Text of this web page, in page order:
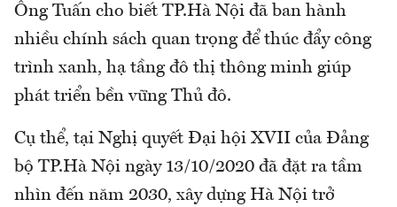
Ông Tuấn cho biết TP.Hà Nội đã ban hành
nhiều chính sách quan trọng để thúc đẩy công
trình xanh, hạ tầng đô thị thông minh giúp
phát triển bền vững Thủ đô.
Cụ thể, tại Nghị quyết Đại hội XVII của Đảng
bộ TP.Hà Nội ngày 13/10/2020 đã đặt ra tầm
nhìn đến năm 2030, xây dựng Hà Nội trở